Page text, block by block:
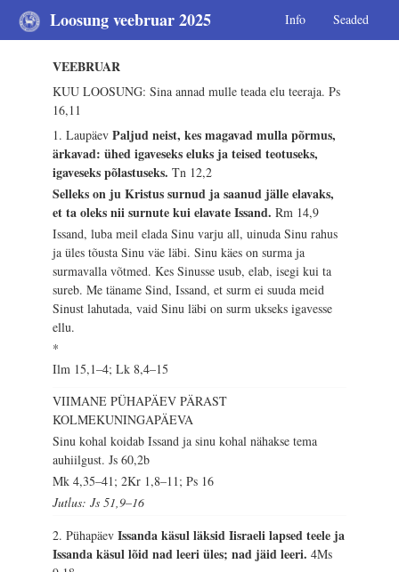
Loosung veebruar 2025 Info Seaded
VEEBRUAR
KUU LOOSUNG: Sina annad mulle teada elu teeraja.Ps
16,11
1. LaupäevPaljud neist, kes magavad mulla põrmus,
ärkavad: ühed igaveseks eluks ja teised teotuseks,
igaveseks põlastuseks.Tn 12,2
Selleks on ju Kristus surnud ja saanud jälle elavaks,
et ta oleks nii surnute kui elavate Issand.Rm 14,9
Issand, luba meil elada Sinu varju all, uinuda Sinu rahus
ja üles tõusta Sinu väe läbi. Sinu käes on surma ja
surmavalla võtmed. Kes Sinusse usub, elab, isegi kui ta
sureb. Me täname Sind, Issand, et surm ei suuda meid
Sinust lahutada, vaid Sinu läbi on surm ukseks igavesse
ellu.
*
Ilm 15,1–4; Lk 8,4–15
VIIMANE PÜHAPÄEV PÄRAST
KOLMEKUNINGAPÄEVA
Sinu kohal koidab Issand ja sinu kohal nähakse tema
auhiilgust.Js 60,2b
Mk 4,35–41; 2Kr 1,8–11; Ps 16
Jutlus: Js 51,9–16
2. PühapäevIssanda käsul läksid Iisraeli lapsed teele ja
Issanda käsul lõid nad leeri üles; nad jäid leeri.4Ms